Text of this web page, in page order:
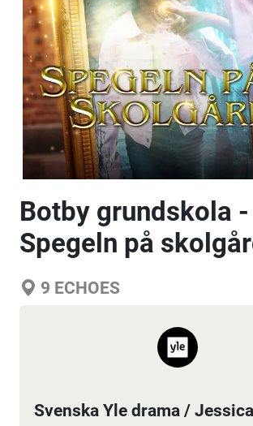
Botby grundskola -
Spegeln på
9 ECHOES
Svenska Yle drama /